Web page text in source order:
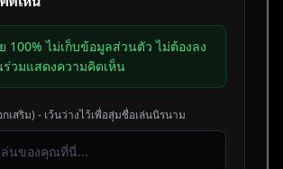
100% ไม่เก็บข้อมูลส่วนตัว ไม่ต้องลง
ร่วมแสดงความคิดเห็น
เสริม) - เว้นว่างไว้เพื่อสุ่มชื่อเล่นนิรนาม